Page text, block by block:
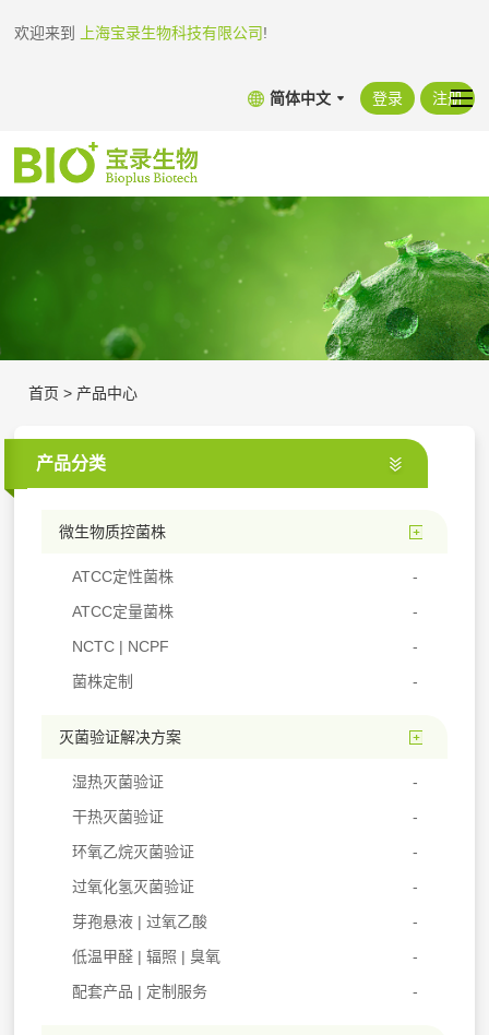
欢迎来到 上海宝录生物科技有限公司!
简体中文 登录 注册
首页 > 产品中心
产品分类
微生物质控菌株
ATCC定性菌株
ATCC定量菌株
NCTC | NCPF
菌株定制
灭菌验证解决方案
湿热灭菌验证
干热灭菌验证
环氧乙烷灭菌验证
过氧化氢灭菌验证
芽孢悬液 | 过氧乙酸
低温甲醛 | 辐照 | 臭氧
配套产品 | 定制服务